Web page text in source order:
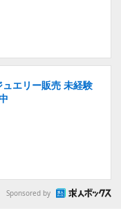
エリー販売 未経験
Sponsored by